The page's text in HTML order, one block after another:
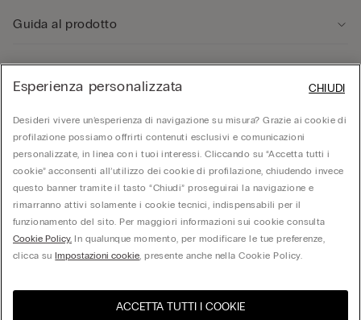
Guida al prodotto
Area Legale
Corporate
© Calzedonia S.p.A | P.iva 02253210237 | Sede Legale: Malcesine (VR), Via Portici
Umberto Primo n. 5/3 | Cod. Fisc. e n.iscr. al Reg. Imprese di Verona: 01037050422 |
direzione e coordinamento di Oniverse Holding S.p.A.
Esperienza personalizzata
Desideri vivere un’esperienza di navigazione su misura? Grazie ai cookie di
profilazione possiamo offrirti contenuti esclusivi e comunicazioni
personalizzate, in linea con i tuoi interessi. Cliccando su “Accetta tutti i
cookie” acconsenti all’utilizzo dei cookie di profilazione, chiudendo invece
questo banner tramite il tasto “Chiudi” proseguirai la navigazione e
rimarranno attivi solamente i cookie tecnici, indispensabili per il
funzionamento del sito. Per maggiori informazioni sui cookie consulta
Cookie Policy. In qualunque momento, per modificare le tue preferenze,
clicca suImpostazioni cookie, presente anche nella Cookie Policy.
ACCETTA TUTTI I COOKIE
CHIUDI